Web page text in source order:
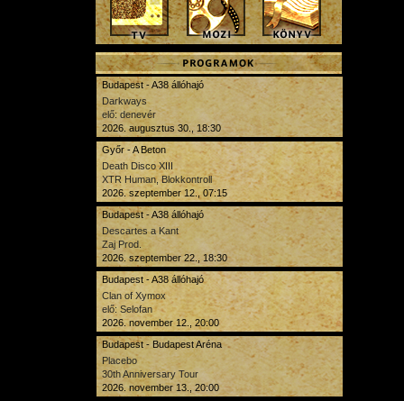
Budapest - A38 állóhajó
Darkways
elő: denevér
2026. augusztus 30., 18:30
Győr - A Beton
Death Disco XIII
XTR Human, Blokkontroll
2026. szeptember 12., 07:15
Budapest - A38 állóhajó
Descartes a Kant
Zaj Prod.
2026. szeptember 22., 18:30
Budapest - A38 állóhajó
Clan of Xymox
elő: Selofan
2026. november 12., 20:00
Budapest - Budapest Aréna
Placebo
30th Anniversary Tour
2026. november 13., 20:00